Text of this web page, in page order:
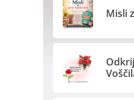
Misli